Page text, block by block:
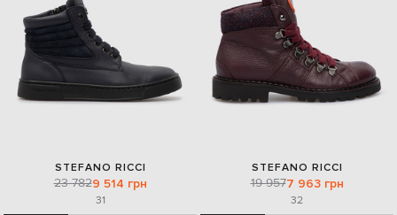
STEFANO RICCI
23 7829 514 грн
31
STEFANO RICCI
19 9577 963 грн
32